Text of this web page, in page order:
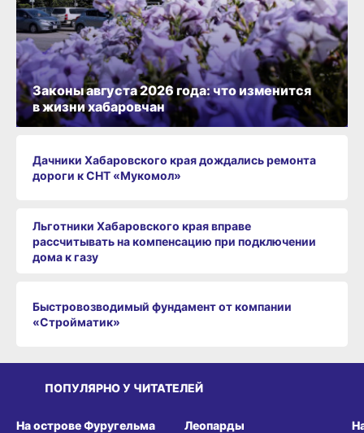
Дачники Хабаровского края дождались ремонта
дороги к СНТ «Мукомол»
Льготники Хабаровского края вправе
рассчитывать на компенсацию при подключении
дома к газу
Быстровозводимый фундамент от компании
«Стройматик»
Законы августа 2026 года: что изменится
в жизни хабаровчан
ПОПУЛЯРНО У ЧИТАТЕЛЕЙ
На острове Фуругельма
Леопарды